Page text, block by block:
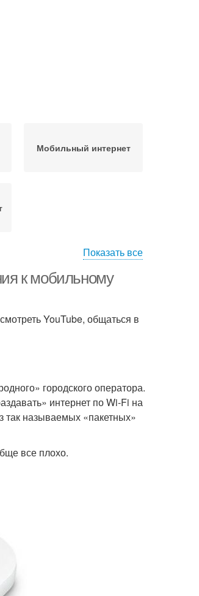
Мобильный интернет
Показать все
к мобильному
YouTube, общаться в
городского оператора.
интернет по Wi-Fi на
так называемых «пакетных»
все плохо.